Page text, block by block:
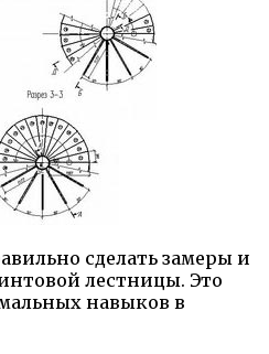
сделать замеры и
лестницы. Это
навыков в